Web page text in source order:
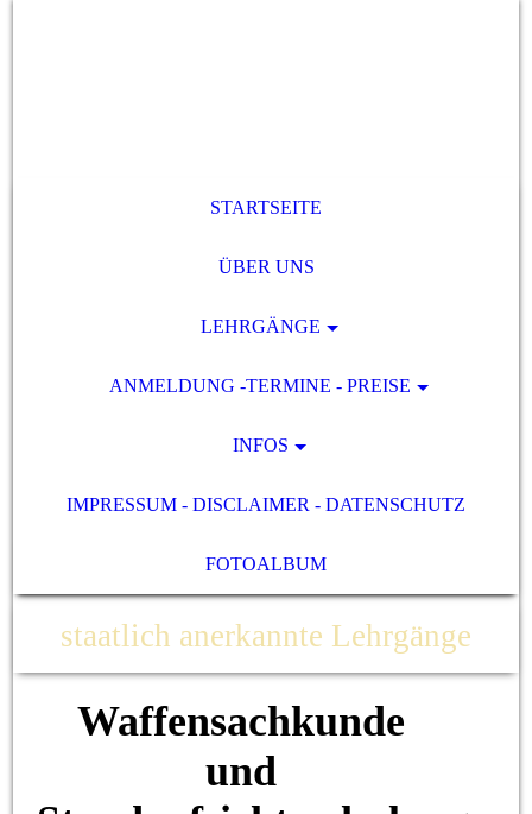
STARTSEITE
ÜBER UNS
LEHRGÄNGE
ANMELDUNG -TERMINE - PREISE
INFOS
IMPRESSUM - DISCLAIMER - DATENSCHUTZ
FOTOALBUM
staatlich anerkannte Lehrgänge
Waffensachkunde
und